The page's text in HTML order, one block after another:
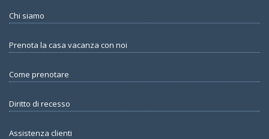
Chi siamo
Prenota la casa vacanza con noi
Come prenotare
Diritto di recesso
Assistenza clienti